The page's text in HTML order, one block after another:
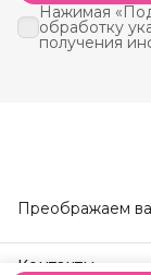
Нажимая
обработку
получения
Преображаем
Контакты